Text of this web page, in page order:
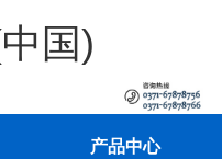
国)
产品中心